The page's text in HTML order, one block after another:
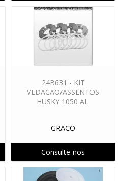
24B631 - KIT
VEDACAO/ASSENTOS
HUSKY 1050 AL.
GRACO
Consulte-nos